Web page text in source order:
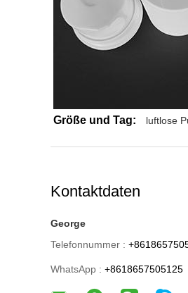
Größe und Tag: luftlose
Kontaktdaten
George
Telefonnummer :
WhatsApp : +8618657505125